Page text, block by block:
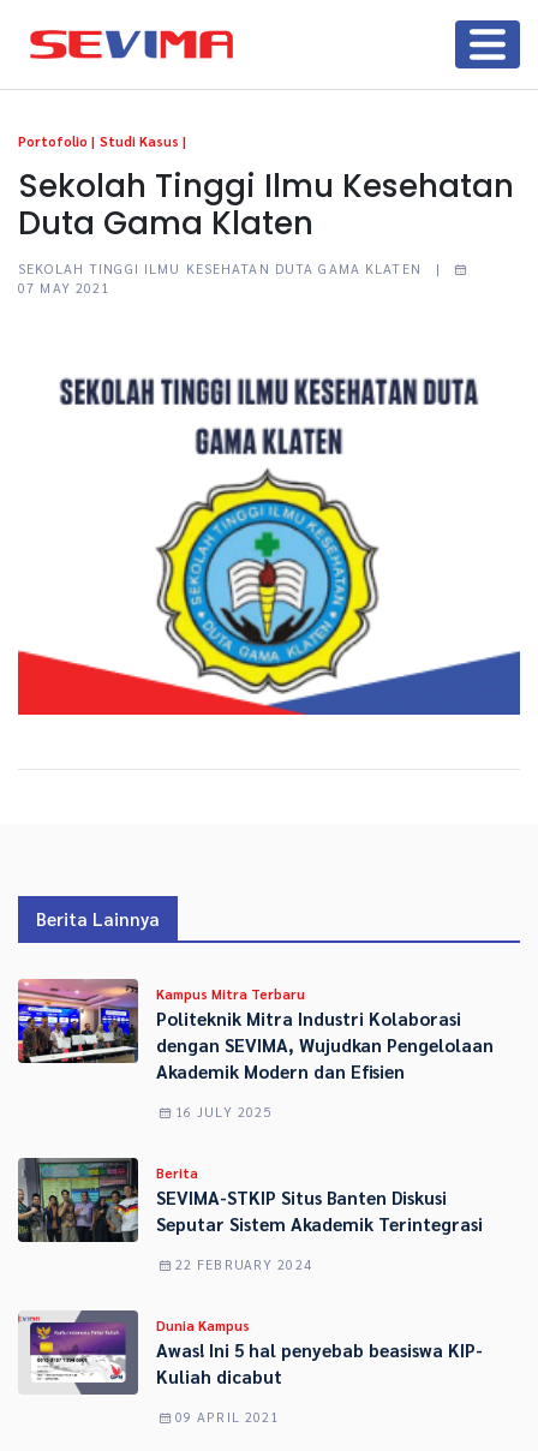
Portofolio | Studi Kasus |
Sekolah Tinggi Ilmu Kesehatan
Duta Gama Klaten
SEKOLAH TINGGI ILMU KESEHATAN DUTA GAMA KLATEN |
07 MAY 2021
Berita Lainnya
Kampus Mitra Terbaru
Politeknik Mitra Industri Kolaborasi
dengan SEVIMA, Wujudkan Pengelolaan
Akademik Modern dan Efisien
16 JULY 2025
Berita
SEVIMA-STKIP Situs Banten Diskusi
Seputar Sistem Akademik Terintegrasi
22 FEBRUARY 2024
Dunia Kampus
Awas! Ini 5 hal penyebab beasiswa KIP-
Kuliah dicabut
09 APRIL 2021